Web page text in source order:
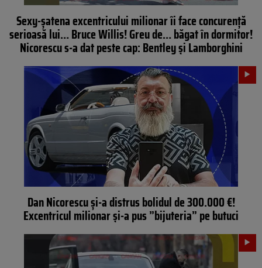
Sexy-șatena excentricului milionar îi face concurență
serioasă lui… Bruce Willis! Greu de… băgat în dormitor!
Nicorescu s-a dat peste cap: Bentley și Lamborghini
Dan Nicorescu și-a distrus bolidul de 300.000 €!
Excentricul milionar și-a pus ”bijuteria” pe butuci